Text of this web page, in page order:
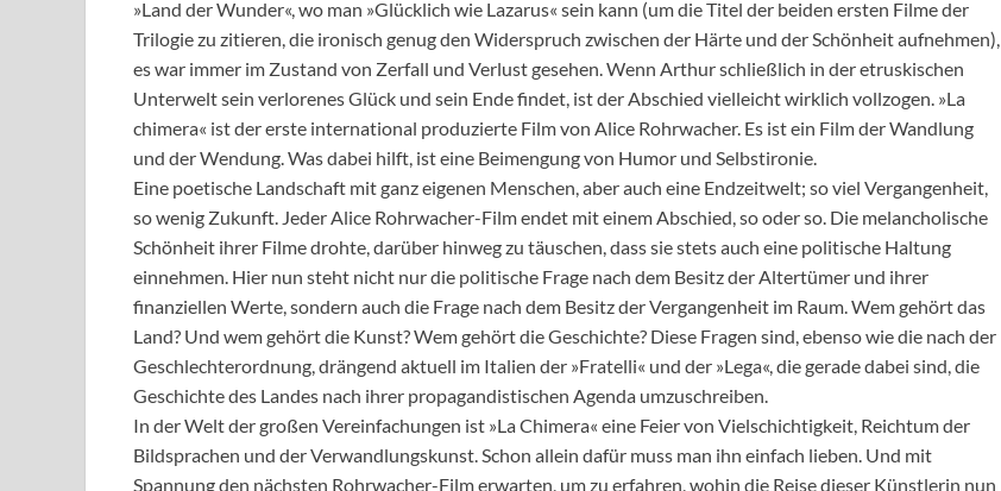
»Land der Wunder«, wo man »Glücklich wie Lazarus« sein kann (um die Titel der beiden ersten Filme der
Trilogie zu zitieren, die ironisch genug den Widerspruch zwischen der Härte und der Schönheit aufnehmen),
es war immer im Zustand von Zerfall und Verlust gesehen. Wenn Arthur schließlich in der etruskischen
Unterwelt sein verlorenes Glück und sein Ende findet, ist der Abschied vielleicht wirklich vollzogen. »La
chimera« ist der erste international produzierte Film von Alice Rohrwacher. Es ist ein Film der Wandlung
und der Wendung. Was dabei hilft, ist eine Beimengung von Humor und Selbstironie.
Eine poetische Landschaft mit ganz eigenen Menschen, aber auch eine Endzeitwelt; so viel Vergangenheit,
so wenig Zukunft. Jeder Alice Rohrwacher-Film endet mit einem Abschied, so oder so. Die melancholische
Schönheit ihrer Filme drohte, darüber hinweg zu täuschen, dass sie stets auch eine politische Haltung
einnehmen. Hier nun steht nicht nur die politische Frage nach dem Besitz der Altertümer und ihrer
finanziellen Werte, sondern auch die Frage nach dem Besitz der Vergangenheit im Raum. Wem gehört das
Land? Und wem gehört die Kunst? Wem gehört die Geschichte? Diese Fragen sind, ebenso wie die nach der
Geschlechterordnung, drängend aktuell im Italien der »Fratelli« und der »Lega«, die gerade dabei sind, die
Geschichte des Landes nach ihrer propagandistischen Agenda umzuschreiben.
In der Welt der großen Vereinfachungen ist »La Chimera« eine Feier von Vielschichtigkeit, Reichtum der
Bildsprachen und der Verwandlungskunst. Schon allein dafür muss man ihn einfach lieben. Und mit
Spannung den nächsten Rohrwacher-Film erwarten, um zu erfahren, wohin die Reise dieser Künstlerin nun